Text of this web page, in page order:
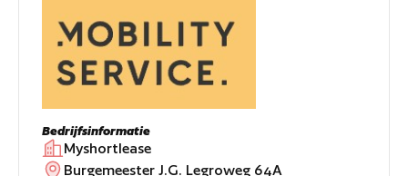
Bedrijfsinformatie
Myshortlease
Burgemeester J.G. Legroweg 64A